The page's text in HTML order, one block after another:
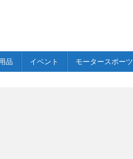
品 イベント モータースポーツ